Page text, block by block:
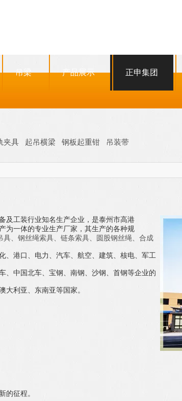
吊梁 产品展示 正申集团
夹具 起吊横梁 钢板起重钳 吊装带
及工装行业知名生产企业，是泰州市高港
为一体的专业生产厂家，其生产的各种规
具
钢丝绳索具 链条索具 圆股钢丝绳 合成
、港口、电力、 汽车、航空、建筑、核电、军工
、中国北车、宝钢、南钢、沙钢、首钢等企业的
大利亚、东南亚等国家。
的征程。